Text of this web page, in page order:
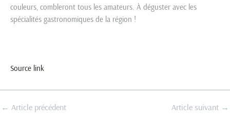
couleurs, combleront tous les amateurs. À déguster avec les
spécialités gastronomiques de la région !
Source link
← Article précédent Article suivant →